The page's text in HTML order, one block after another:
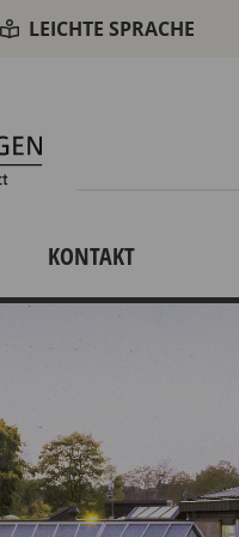
LEICHTE SPRACHE
KONTAKT